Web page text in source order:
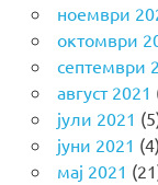
ноември
октомври
септември
август 2021
јули 2021
јуни 2021 (4)
мај 2021